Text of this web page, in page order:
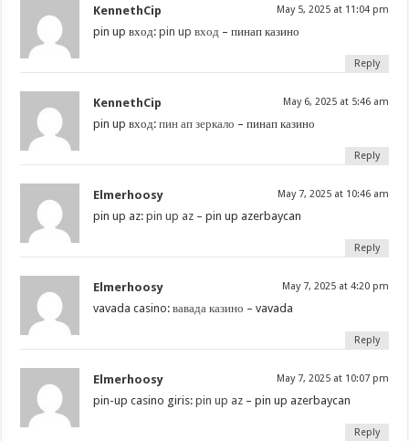
KennethCip May 5, 2025 at 11:04 pm
pin up вход:pin up вход – пинап казино
Reply
KennethCip May 6, 2025 at 5:46 am
pin up вход:пин ап зеркало – пинап казино
Reply
Elmerhoosy May 7, 2025 at 10:46 am
pin up az:pin up az – pin up azerbaycan
Reply
Elmerhoosy May 7, 2025 at 4:20 pm
vavada casino:вавада казино – vavada
Reply
Elmerhoosy May 7, 2025 at 10:07 pm
pin-up casino giris:pin up az – pin up azerbaycan
Reply